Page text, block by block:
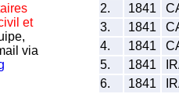
et
via
2.
1841
3.
1841
4.
1841
5.
1841
6.
1841